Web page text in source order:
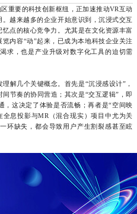
要的科技创新枢纽，正加速推动VR互动
越来越多的企业开始意识到，沉浸式交互
点的核心竞争力。尤其是在文化资源丰富
内容“动”起来，已成为本地科技企业关注
求，也是产业升级对数字化工具的迫切需
几个关键概念。首先是“沉浸感设计”，
节奏的协同营造；其次是“交互逻辑”，即
，这决定了体验是否流畅；再者是“空间映
息投影与MR（混合现实）项目中尤为关
环缺失，都会导致用户产生割裂感甚至眩